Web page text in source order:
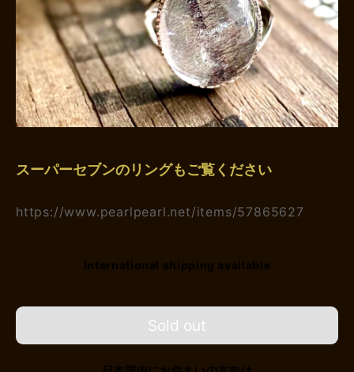
スーパーセブンのリングもご覧ください
https://www.pearlpearl.net/items/57865627
International shipping available
Sold out